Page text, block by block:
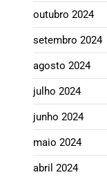
outubro 2024
setembro 2024
agosto 2024
julho 2024
junho 2024
maio 2024
abril 2024